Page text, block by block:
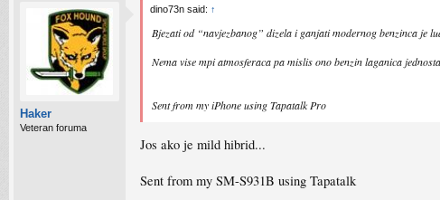
Haker
Veteran foruma
dino73n said: ↑
Bjezati od “navjezbanog” dizela i ganjati modernog benzinca je
Nema vise mpi atmosferaca pa mislis ono benzin laganica
Sent from my iPhone using Tapatalk Pro
Jos ako je mild hibrid...
Sent from my SM-S931B using Tapatalk